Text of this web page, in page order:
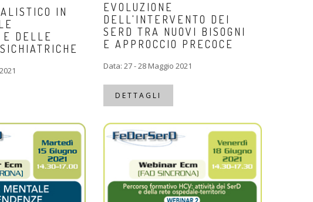
IN
E DELLE
EVOLUZIONE
DELL'INTERVENTO DEI
SERD TRA NUOVI BISOGNI
E APPROCCIO PRECOCE
Data: 27 - 28 Maggio 2021
DETTAGLI